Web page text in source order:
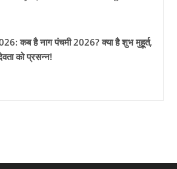
कब है नाग पंचमी 2026? क्या है शुभ मुहूर्त,
को प्रसन्न!